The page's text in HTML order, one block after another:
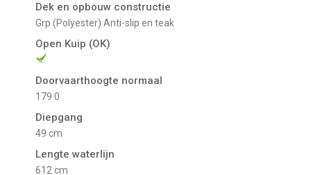
Dek en opbouw constructie
Grp (Polyester) Anti-slip en teak
Open Kuip (OK)
Doorvaarthoogte normaal
179 0
Diepgang
49 cm
Lengte waterlijn
612 cm